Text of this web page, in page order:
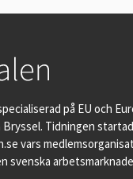
på EU och
Tidningen
vars
svenska